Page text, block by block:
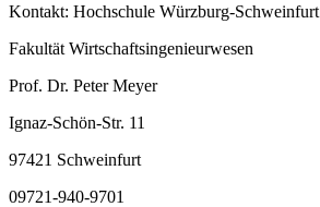
Kontakt: Hochschule Würzburg-Schweinfurt
Fakultät Wirtschaftsingenieurwesen
Prof. Dr. Peter Meyer
Ignaz-Schön-Str. 11
97421 Schweinfurt
09721-940-9701